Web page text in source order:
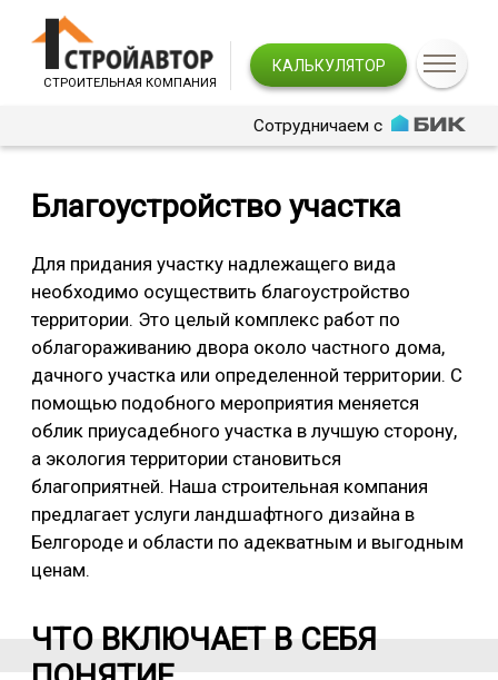
Сотрудничаем с
КАЛЬКУЛЯТОР
СТРОИТЕЛЬНАЯ КОМПАНИЯ
Благоустройство участка
Для придания участку надлежащего вида
необходимо осуществить благоустройство
территории. Это целый комплекс работ по
облагораживанию двора около частного дома,
дачного участка или определенной территории. С
помощью подобного мероприятия меняется
облик приусадебного участка в лучшую сторону,
а экология территории становиться
благоприятней. Наша строительная компания
предлагает услуги ландшафтного дизайна в
Белгороде и области по адекватным и выгодным
ценам.
ЧТО ВКЛЮЧАЕТ В СЕБЯ